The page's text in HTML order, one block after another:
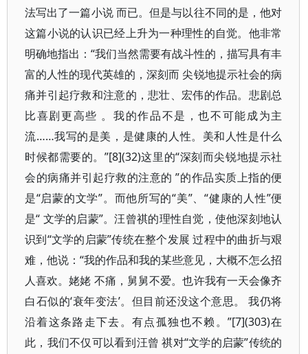
法写出了一篇小说 而已。但是与以往不同的是，他对
这篇小说的认识已经上升为一种理性的自觉。他非常
明确地指出：“我们当然需要有战斗性的，描写具有丰
富的人性的现代英雄的，深刻而 尖锐地提示社会的病
痛并引起疗救和注意的，悲壮、宏伟的作品。悲剧总
比喜剧更高些 。我的作品不是，也不可能成为主
流……我写的是美，是健康的人性。美和人性是什么
时候都需要的。”[8](32)这里的“深刻而尖锐地提示社
会的病痛并引起疗救的注意的 ”的作品实质上指的便
是“启蒙的文学”。而他所写的“美”、“健康的人性”便
是“ 文学的启蒙”。汪曾祺的理性自觉，使他深刻地认
识到“文学的启蒙”传统在整个发展 过程中的曲折与艰
难，他说：“我的作品和我的某些意见，大概不怎么招
人喜欢。姥姥 不痛，舅舅不爱。也许我有一天会像齐
白石似的‘衰年变法’。但目前还没这个意思。 我仍将
沿着这条路走下去。有点孤独也不赖。”[7](303)在
此，我们不仅可以看到汪曾 祺对“文学的启蒙”传统的